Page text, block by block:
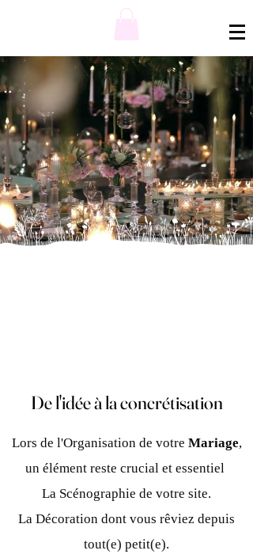
De l'idée à la concrétisation
De l'idée à la concrétisation
Lors de l'Organisation de votre Mariage,
un élément reste crucial et essentiel
La Scénographie de votre site.
La Décoration dont vous rêviez depuis
tout(e) petit(e).